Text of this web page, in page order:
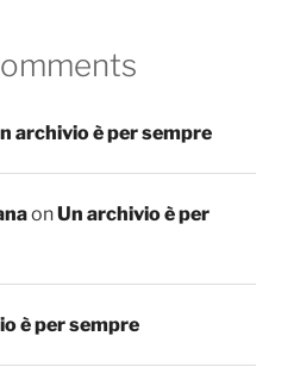
archivio è per sempre
onUn archivio è per
è per sempre